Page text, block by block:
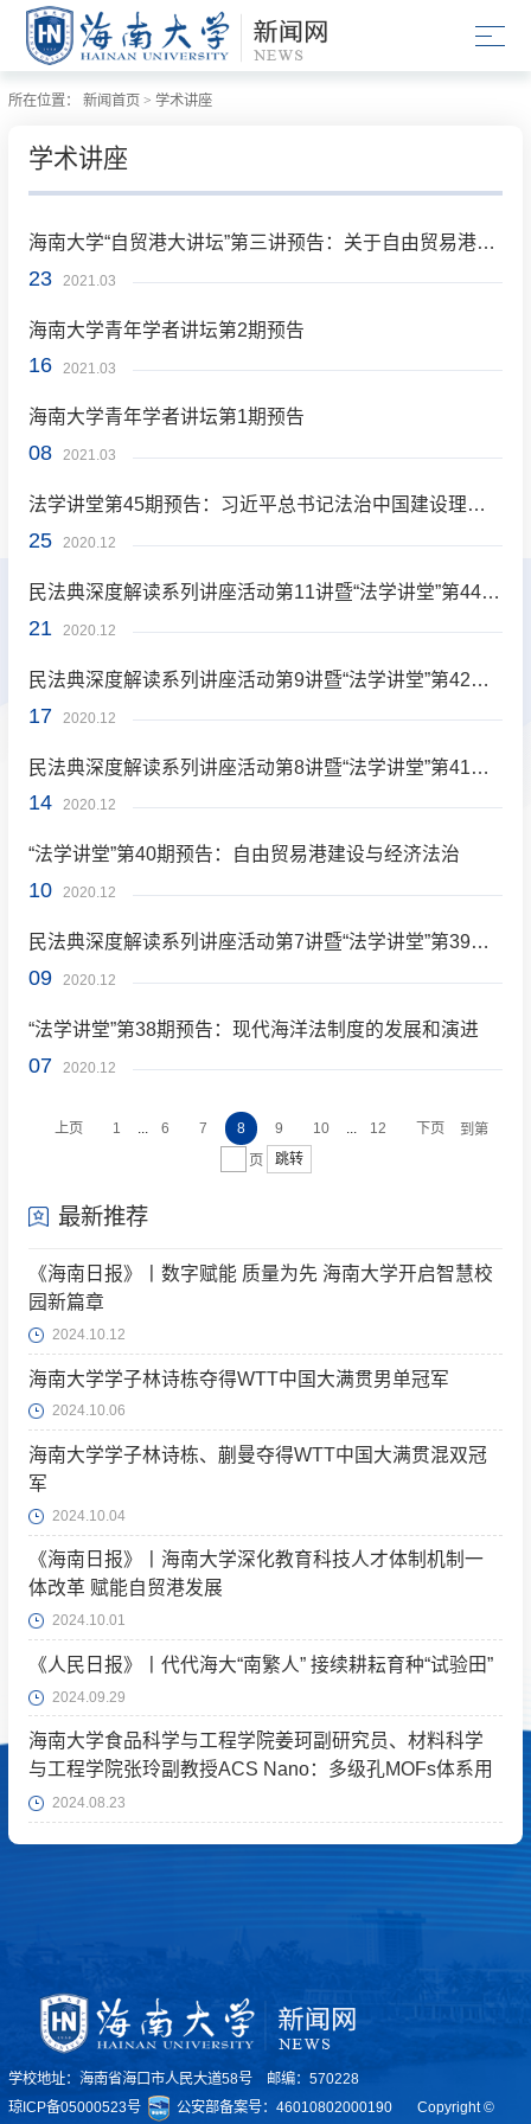
所在位置： 新闻首页 > 学术讲座
学术讲座
23 2021.03
海南大学“自贸港大讲坛”第三讲预告：关于自由贸易港知识产权保护的几个问题
16 2021.03
海南大学青年学者讲坛第2期预告
08 2021.03
海南大学青年学者讲坛第1期预告
25 2020.12
法学讲堂第45期预告：习近平总书记法治中国建设理论述要
21 2020.12
民法典深度解读系列讲座活动第11讲暨“法学讲堂”第44期预告
17 2020.12
民法典深度解读系列讲座活动第9讲暨“法学讲堂”第42期预告
14 2020.12
民法典深度解读系列讲座活动第8讲暨“法学讲堂”第41期预告
10 2020.12
“法学讲堂”第40期预告：自由贸易港建设与经济法治
09 2020.12
民法典深度解读系列讲座活动第7讲暨“法学讲堂”第39期预告
07 2020.12
“法学讲堂”第38期预告：现代海洋法制度的发展和演进
上页 1 6 7 8 9 10 12 下页
到第
页
跳转
最新推荐
《海南日报》丨数字赋能 质量为先 海南大学开启智慧校
园新篇章
2024.10.12
海南大学学子林诗栋夺得WTT中国大满贯男单冠军
2024.10.06
海南大学学子林诗栋、蒯曼夺得WTT中国大满贯混双冠
军
2024.10.04
《海南日报》丨海南大学深化教育科技人才体制机制一
体改革 赋能自贸港发展
2024.10.01
《人民日报》丨代代海大“南繁人” 接续耕耘育种“试验田”
2024.09.29
海南大学食品科学与工程学院姜珂副研究员、材料科学
与工程学院张玲副教授ACS Nano：多级孔MOFs体系用
于跨尺度双生物分子递送
2024.08.23
学校地址：海南省海口市人民大道58号 邮编：570228
琼ICP备05000523号
公安部备案号：46010802000190 Copyright ©